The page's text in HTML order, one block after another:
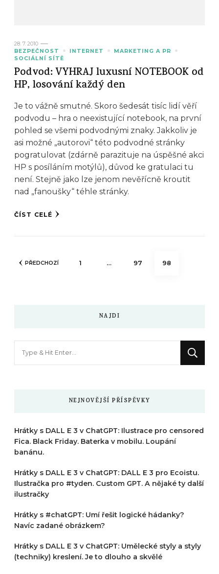
28. 7. 2010
BEZPEČNOST
INTERNET
MARKETING A PR
SOCIÁLNÍ SÍTĚ
Podvod: VYHRAJ luxusní NOTEBOOK od
HP, losování každý den
Je to vážně smutné. Skoro šedesát tisíc lidí věří
podvodu – hra o neexistující notebook, na první
pohled se všemi podvodnými znaky. Jakkoliv je
asi možné „autorovi“ této podvodné stránky
pogratulovat (zdárně parazituje na úspěšné akci
HP s posíláním motýlů), důvod ke gratulaci tu
není. Stejně jako lze jenom nevěřícně kroutit
nad „fanoušky“ téhle stránky.
ČÍST CELÉ
Stránkování
PŘEDCHOZÍ STRÁNKA
1 … STRÁNKA
97 STRÁNKA
98
NAJDI
NEJNOVĚJŠÍ PŘÍSPĚVKY
Hrátky s DALL E 3 v ChatGPT: Ilustrace pro censored
Fica. Black Friday. Baterka v mobilu. Loupání
banánu.
Hrátky s DALL E 3 v ChatGPT: DALL E 3 pro Ecoistu.
Ilustračka pro #tyden. Custom GPT. A nějaké ty další
ilustračky
Hrátky s #chatGPT: Umí řešit logické hádanky?
Navíc zadané obrázkem?
Hrátky s DALL E 3 v ChatGPT: Umělecké styly a styly
(techniky) kreslení. Je to dlouho a skvělé